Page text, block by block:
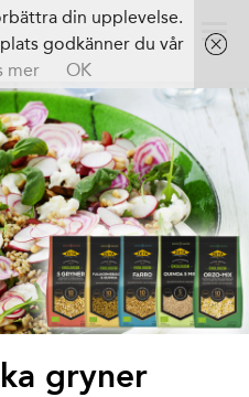
gryner
din upplevelse.
godkänner du vår
mer OK